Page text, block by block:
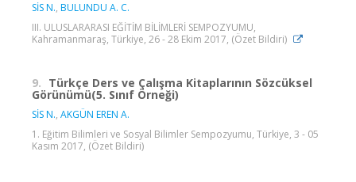
SİS N., BULUNDU A. C.
III. ULUSLARARASI EĞİTİM BİLİMLERİ SEMPOZYUMU,
Kahramanmaraş, Türkiye, 26 - 28 Ekim 2017, (Özet Bildiri)
9. Türkçe Ders ve Çalışma Kitaplarının Sözcüksel
Görünümü(5. Sınıf Örneği)
SİS N., AKGÜN EREN A.
1. Eğitim Bilimleri ve Sosyal Bilimler Sempozyumu, Türkiye, 3 - 05
Kasım 2017, (Özet Bildiri)